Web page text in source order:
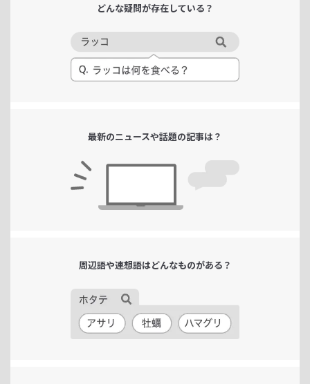
どんな疑問が存在している？
最新のニュースや話題の記事は？
周辺語や連想語はどんなものがある？